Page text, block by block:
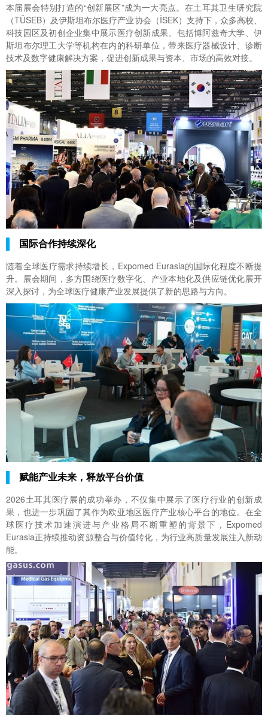
本届展会特别打造的“创新展区”成为一大亮点。在土耳其卫生研究院
（TÜSEB）及伊斯坦布尔医疗产业协会（İSEK）支持下，众多高校、
科技园区及初创企业集中展示医疗创新成果。包括博阿兹奇大学、伊
斯坦布尔理工大学等机构在内的科研单位，带来医疗器械设计、诊断
技术及数字健康解决方案，促进创新成果与资本、市场的高效对接。
国际合作持续深化
随着全球医疗需求持续增长，Expomed Eurasia的国际化程度不断提
升。展会期间，多方围绕医疗数字化、产业本地化及供应链优化展开
深入探讨，为全球医疗健康产业发展提供了新的思路与方向。
赋能产业未来，释放平台价值
2026土耳其医疗展的成功举办，不仅集中展示了医疗行业的创新成
果，也进一步巩固了其作为欧亚地区医疗产业核心平台的地位。在全
球医疗技术加速演进与产业格局不断重塑的背景下，Expomed
Eurasia正持续推动资源整合与价值转化，为行业高质量发展注入新动
能。